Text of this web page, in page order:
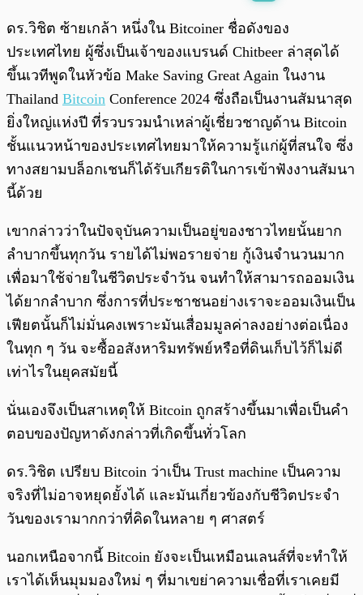
พร้อมเล่น
ดร.วิชิต ซ้ายเกล้า หนึ่งใน Bitcoiner ชื่อดังของ
ประเทศไทย ผู้ซึ่งเป็นเจ้าของแบรนด์ Chitbeer ล่าสุดได้
ขึ้นเวทีพูดในหัวข้อ Make Saving Great Again ในงาน
Thailand Bitcoin Conference 2024 ซึ่งถือเป็นงานสัมนาสุด
ยิ่งใหญ่แห่งปี ที่รวบรวมนำเหล่าผู้เชี่ยวชาญด้าน Bitcoin
ชั้นแนวหน้าของประเทศไทยมาให้ความรู้แก่ผู้ที่สนใจ ซึ่ง
ทางสยามบล็อกเชนก็ได้รับเกียรติในการเข้าฟังงานสัมนา
นี้ด้วย
เขากล่าวว่าในปัจจุบันความเป็นอยู่ของชาวไทยนั้นยาก
ลำบากขึ้นทุกวัน รายได้ไม่พอรายจ่าย กู้เงินจำนวนมาก
เพื่อมาใช้จ่ายในชีวิตประจำวัน จนทำให้สามารถออมเงิน
ได้ยากลำบาก ซึ่งการที่ประชาชนอย่างเราจะออมเงินเป็น
เฟียตนั้นก็ไม่มั่นคงเพราะมันเสื่อมมูลค่าลงอย่างต่อเนื่อง
ในทุก ๆ วัน จะซื้ออสังหาริมทรัพย์หรือที่ดินเก็บไว้ก็ไม่ดี
เท่าไรในยุคสมัยนี้
นั่นเองจึงเป็นสาเหตุให้ Bitcoin ถูกสร้างขึ้นมาเพื่อเป็นคำ
ตอบของปัญหาดังกล่าวที่เกิดขึ้นทั่วโลก
ดร.วิชิต เปรียบ Bitcoin ว่าเป็น Trust machine เป็นความ
จริงที่ไม่อาจหยุดยั้งได้ และมันเกี่ยวข้องกับชีวิตประจำ
วันของเรามากกว่าที่คิดในหลาย ๆ ศาสตร์
นอกเหนือจากนี้ Bitcoin ยังจะเป็นเหมือนเลนส์ที่จะทำให้
เราได้เห็นมุมมองใหม่ ๆ ที่มาเขย่าความเชื่อที่เราเคยมี